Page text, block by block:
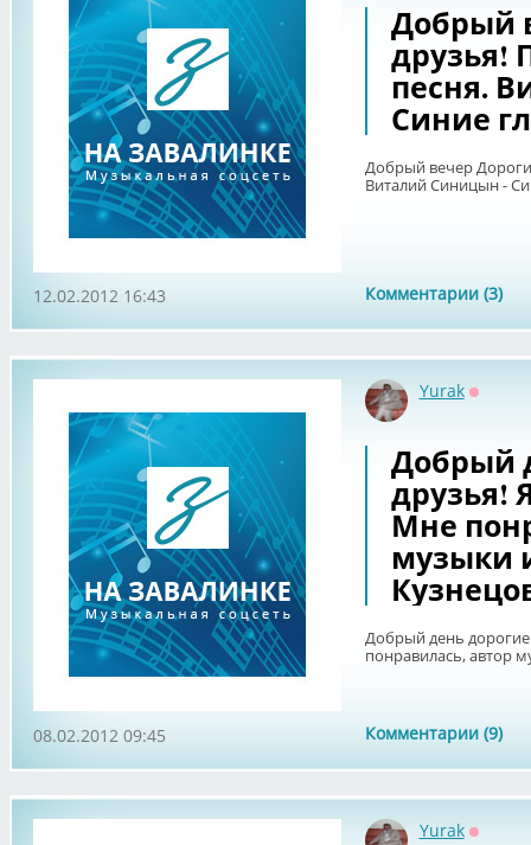
Добрый
друзья!
песня.
Синие
Добрый вечер
Виталий Синицын -
Комментарии (3)
12.02.2012 16:43
Yurak
Добрый
друзья!
Мне
музыки
Добрый день
понравилась, автор
Комментарии (9)
08.02.2012 09:45
Yurak